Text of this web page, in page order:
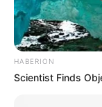
HABERION
Scientist Finds